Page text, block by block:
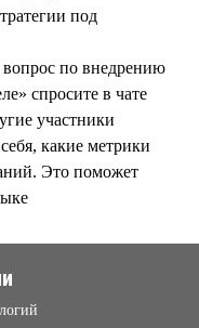
под
по внедрению
спросите в чате
участники
какие метрики
Это поможет